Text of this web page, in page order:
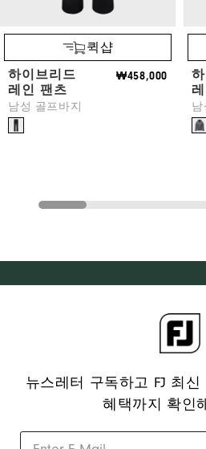
퀵샵
하이브리드
레인 팬츠
남성 골프바지
₩458,000
남
뉴스레터 구독하고 FJ 최
혜택까지 확인